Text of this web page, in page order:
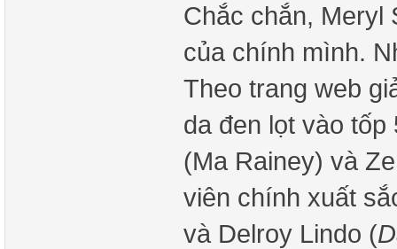
Chắc chắn, Meryl
của chính mình.
Theo trang web
da đen lọt vào
(Ma Rainey) và
viên chính xuất
và Delroy Lindo (